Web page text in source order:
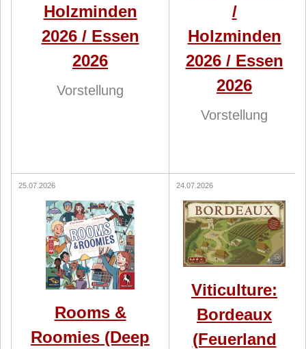
Holzminden
2026 / Essen
2026
Vorstellung
/
Holzminden
2026 / Essen
2026
Vorstellung
25.07.2026
Rooms &
Roomies (Deep
24.07.2026
Viticulture:
Bordeaux
(Feuerland